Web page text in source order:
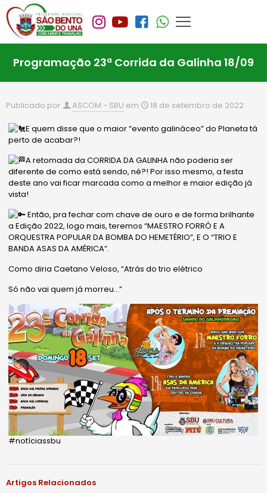
Programação 23ª Corrida da Galinha 18/09
Publicado por ASCOM - SBU em 18 de setembro de 2022
E quem disse que o maior “evento galináceo” do Planeta tá
perto de acabar?!
A retomada da CORRIDA DA GALINHA não poderia ser
diferente de como está sendo, né?! Por isso mesmo, a festa
deste ano vai ficar marcada como a melhor e maior edição já
vista!
Então, pra fechar com chave de ouro e de forma brilhante
a Edição 2022, logo mais, teremos “MAESTRO FORRÓ E A
ORQUESTRA POPULAR DA BOMBA DO HEMETÉRIO”, E O “TRIO E
BANDA ASAS DA AMÉRICA”.
Comodiria Caetano Veloso, “Atrás do trio elétrico
Só não vai quem já morreu…”
#notíciassbu
Artigos Relacionados